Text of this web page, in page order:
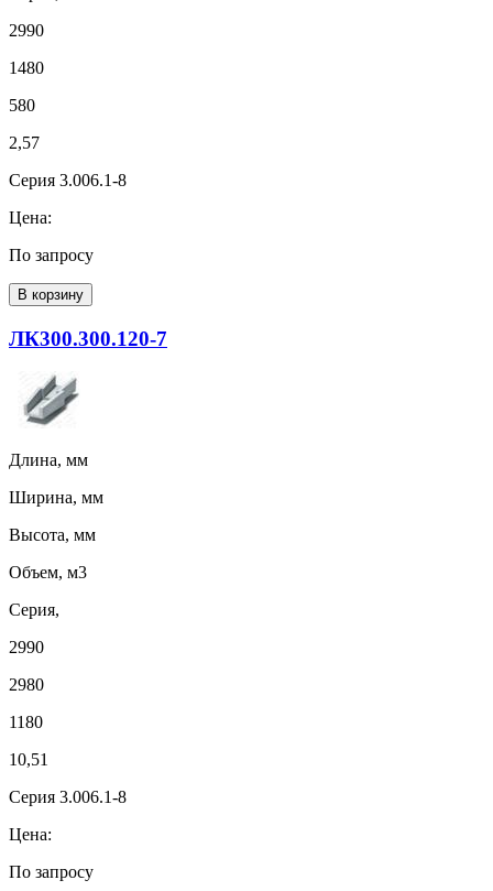
2990
1480
580
2,57
Серия 3.006.1-8
Цена:
По запросу
В корзину
ЛК300.300.120-7
Длина, мм
Ширина, мм
Высота, мм
Объем, м3
Серия,
2990
2980
1180
10,51
Серия 3.006.1-8
Цена:
По запросу